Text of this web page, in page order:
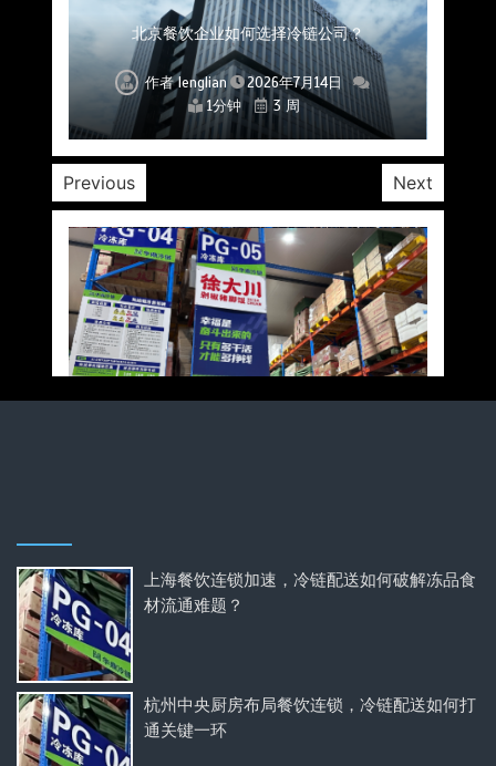
上海餐饮连锁加速，冷链配送如何破解冻品食材
流通难题？
作者lenglian
2026年7月14日
1分钟
3 周
杭州中央厨房布局餐饮连锁，冷链配送如何打通
关键一环
作者lenglian
2026年7月14日
1分钟
3 周
北京餐饮企业如何选择冷链公司？
作者lenglian
2026年7月14日
1分钟
3 周
深圳冷链物流如何护航餐饮连锁？冻品食材流通
全解析
作者lenglian
2026年7月14日
1分钟
3 周
北京餐饮仓配一体化的核心价值与落地实践解析
作者lenglian
2026年7月14日
1分钟
3 周
武汉冻品配送三要素：控温、时效、低成本如何
兼得？
作者lenglian
2026年7月14日
1分钟
3 周
重庆冷链布局解冻食材运输密码，餐饮连锁如何
稳控品质？
作者lenglian
2026年7月14日
1分钟
3 周
Previous Next
上海餐饮连锁加速，冷链配送如何破解冻品食
材流通难题？
杭州中央厨房布局餐饮连锁，冷链配送如何打
通关键一环